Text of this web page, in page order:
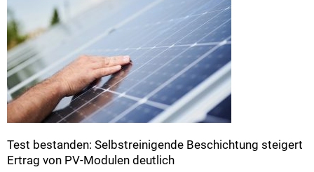
Test bestanden: Selbstreinigende Beschichtung steigert
Ertrag von PV-Modulen deutlich